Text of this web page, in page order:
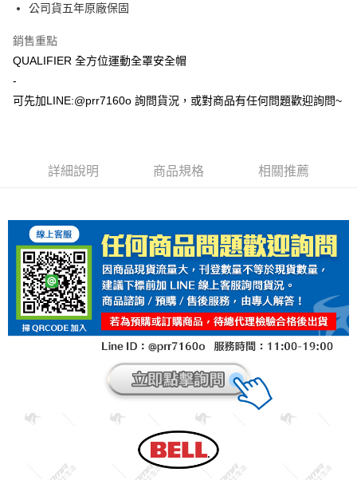
每筆NT$100，滿NT$1,000(含以上)免運費
公司貨五年原廠保固
銷售重點
QUALIFIER 全方位運動全罩安全帽
-
可先加LINE:@prr7160o 詢問貨況，或對商品有任何問題歡迎詢問~
詳細說明 商品規格 相關推薦